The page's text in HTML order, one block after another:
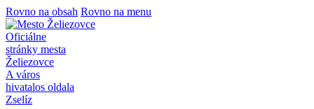
Rovno na obsah Rovno na menu
Oficiálne
stránky mesta
Želiezovce
A város
hivatalos oldala
Zselíz